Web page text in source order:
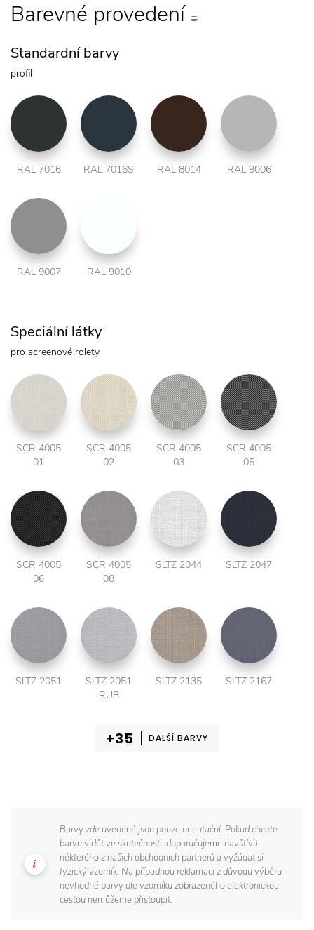
Barevné provedení
Standardní barvy
profil
RAL 7016 RAL 7016S RAL 8014 RAL 9006
RAL 9007 RAL 9010
Speciální látky
pro screenové rolety
SCR 4005
01
SCR 4005
02
SCR 4005
03
SCR 4005
05
SCR 4005
06
SCR 4005
08
SLTZ 2044 SLTZ 2047
SLTZ 2051
SLTZ 2051
RUB
SLTZ 2135 SLTZ 2167
DALŠÍ BARVY
Barvy zde uvedené jsou pouze orientační. Pokud chcete
barvu vidět ve skutečnosti, doporučujeme navštívit
některého z našich obchodních partnerů a vyžádat si
fyzický vzorník. Na případnou reklamaci z důvodu výběru
nevhodné barvy dle vzorníku zobrazeného elektronickou
cestou nemůžeme přistoupit.